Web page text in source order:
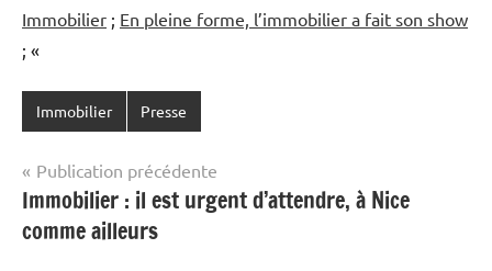
Immobilier ; En pleine forme, l’immobilier a fait son show
; «
Immobilier Presse
Navigation
de
l’article
Publication précédente
Immobilier : il est urgent d’attendre, à Nice
comme ailleurs